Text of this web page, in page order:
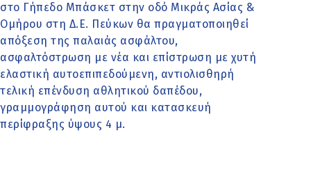
στο Γήπεδο Μπάσκετ στην οδό Μικράς Ασίας &
Ομήρου στη Δ.Ε. Πεύκων θα πραγματοποιηθεί
απόξεση της παλαιάς ασφάλτου,
ασφαλτόστρωση με νέα και επίστρωση με χυτή
ελαστική αυτοεπιπεδούμενη, αντιολισθηρή
τελική επένδυση αθλητικού δαπέδου,
γραμμογράφηση αυτού και κατασκευή
περίφραξης ύψους 4 μ.